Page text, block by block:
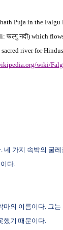
Puja in the Falgu
फल्गु नदी) which
sacred river for
wiki/
. 네 가지 속박의 굴
다.
마의 이름이다. 그는
했기 때문이다.